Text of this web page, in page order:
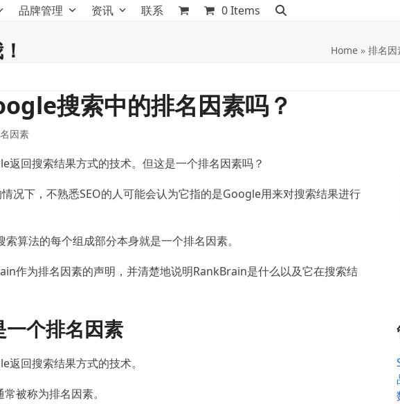
品牌管理 资讯 联系 0 Items
Home » 排名因
搜索中的排名因素吗？
因素
回搜索结果方式的技术。 但这是一个排名因素吗？
况下，不熟悉SEO的人可能会认为它指的是Google用来对搜索结果进行
算法的每个组成部分本身就是一个排名因素。
作为排名因素的声明，并清楚地说明RankBrain是什么以及它在搜索结
个排名因素
回搜索结果方式的技术。
被称为排名因素。